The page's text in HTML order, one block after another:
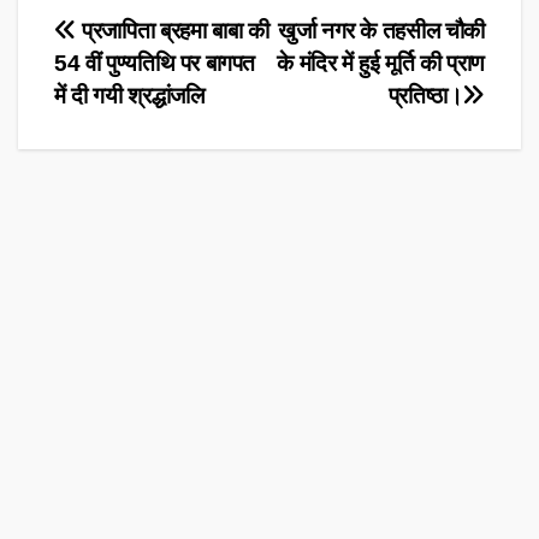
Post
navigation
खुर्जा नगर के तहसील चौकी
के मंदिर में हुई मूर्ति की प्राण
प्रतिष्ठा।
प्रजापिता ब्रहमा बाबा की
54 वीं पुण्यतिथि पर बागपत
में दी गयी श्रद्धांजलि